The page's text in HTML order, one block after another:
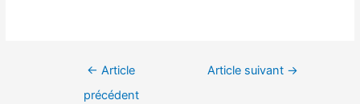
← Article
précédent
Article suivant →